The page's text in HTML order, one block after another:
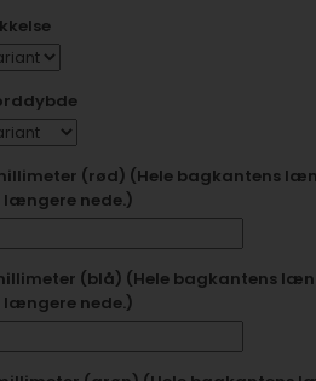
(rød) (Hele bagkantens
nede.)
(blå) (Hele bagkantens
nede.)